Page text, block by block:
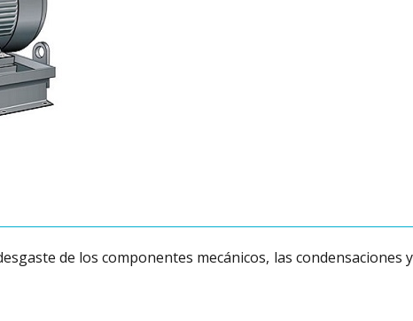
de los componentes mecánicos, las condensaciones y